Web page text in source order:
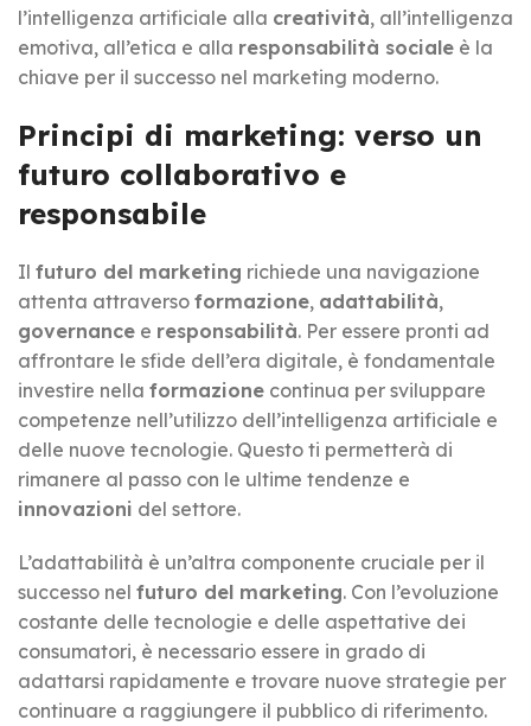
l’intelligenza artificiale alla creatività, all’intelligenza
emotiva, all’etica e alla responsabilità sociale è la
chiave per il successo nel marketing moderno.
Principi di marketing: verso un
futuro collaborativo e
responsabile
Il futuro del marketing richiede una navigazione
attenta attraverso formazione, adattabilità,
governance e responsabilità. Per essere pronti ad
affrontare le sfide dell’era digitale, è fondamentale
investire nella formazione continua per sviluppare
competenze nell’utilizzo dell’intelligenza artificiale e
delle nuove tecnologie. Questo ti permetterà di
rimanere al passo con le ultime tendenze e
innovazioni del settore.
L’adattabilità è un’altra componente cruciale per il
successo nel futuro del marketing. Con l’evoluzione
costante delle tecnologie e delle aspettative dei
consumatori, è necessario essere in grado di
adattarsi rapidamente e trovare nuove strategie per
continuare a raggiungere il pubblico di riferimento.